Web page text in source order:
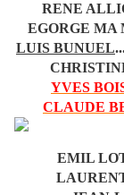
RENE
EGORGE MA
LUIS BUNUEL
YVES
CLAUDE
EMIL